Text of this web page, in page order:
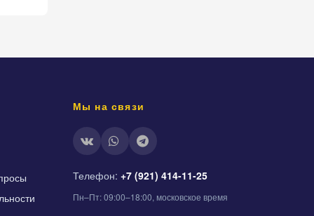
Мы на связи
Телефон: +7 (921) 414-11-25
Пн–Пт: 09:00–18:00, московское время